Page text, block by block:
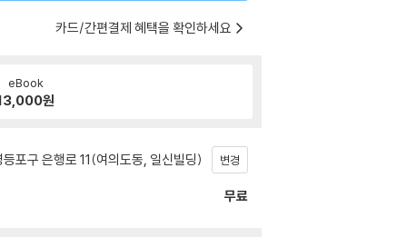
카드/간편결제 혜택을 확인하세요
eBook
원
포구 은행로 11(여의도동, 일신빌딩) 변경
무료